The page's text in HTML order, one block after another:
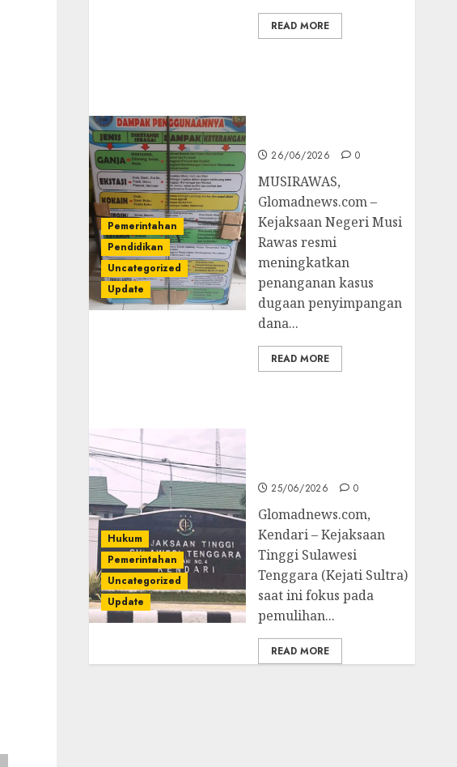
READ MORE
Pemerintahan
Pendidikan
Uncategorized
Update
26/06/2026 0
MUSIRAWAS,
Glomadnews.com –
Kejaksaan Negeri Musi
Rawas resmi
meningkatkan
penanganan kasus
dugaan penyimpangan
dana...
READ MORE
Hukum
Pemerintahan
Uncategorized
Update
25/06/2026 0
Glomadnews.com,
Kendari – Kejaksaan
Tinggi Sulawesi
Tenggara (Kejati Sultra)
saat ini fokus pada
pemulihan...
READ MORE